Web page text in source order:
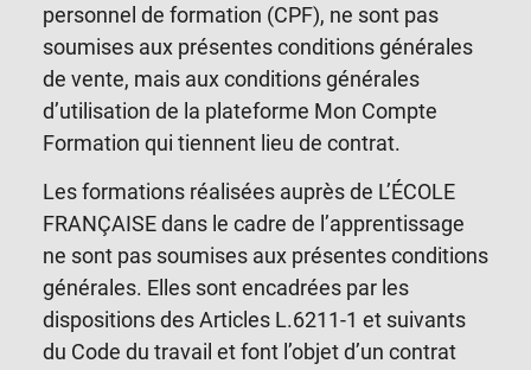
personnel de formation (CPF), ne sont pas
soumises aux présentes conditions générales
de vente, mais aux conditions générales
d’utilisation de la plateforme Mon Compte
Formation qui tiennent lieu de contrat.
Les formations réalisées auprès de L’ÉCOLE
FRANÇAISE dans le cadre de l’apprentissage
ne sont pas soumises aux présentes conditions
générales. Elles sont encadrées par les
dispositions des Articles L.6211-1 et suivants
du Code du travail et font l’objet d’un contrat